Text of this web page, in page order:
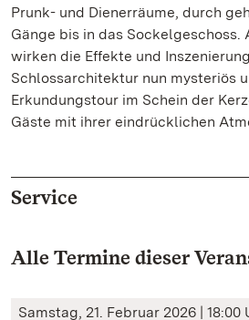
Prunk- und Dienerräume, durch
Gänge bis in das Sockelgeschoss.
wirken die Effekte und
Schlossarchitektur nun mysteriös
Erkundungstour im Schein der
Gäste mit ihrer eindrücklichen
Service
Alle Termine dieser
Samstag, 21. Februar 2026 | 18:00